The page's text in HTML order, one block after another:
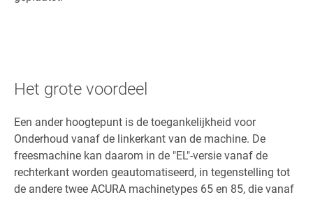
Het grote voordeel
Een ander hoogtepunt is de toegankelijkheid voor
Onderhoud vanaf de linkerkant van de machine. De
freesmachine kan daarom in de "EL"-versie vanaf de
rechterkant worden geautomatiseerd, in tegenstelling tot
de andere twee ACURA machinetypes 65 en 85, die vanaf